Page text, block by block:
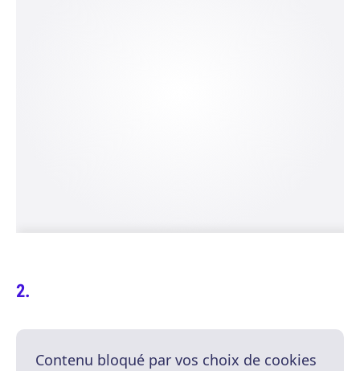
Contenu bloqué par vos choix de cookies